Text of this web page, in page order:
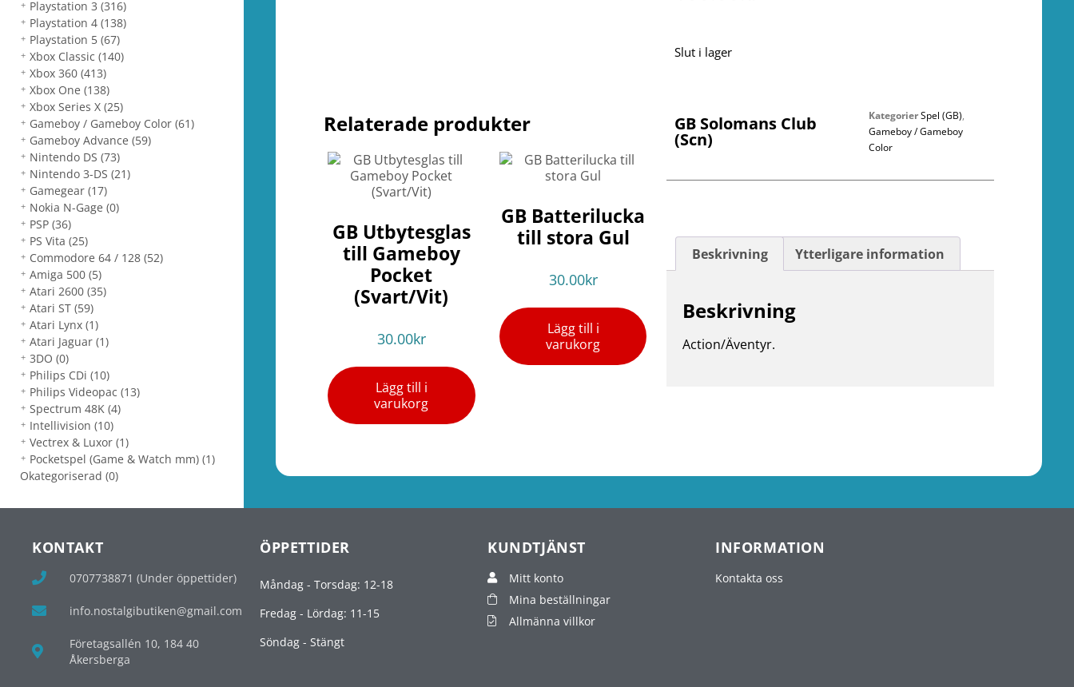
Playstation 3(316)
Playstation 4(138)
Playstation 5(67)
Xbox Classic(140)
Xbox 360(413)
Xbox One(138)
Xbox Series X(25)
Gameboy / Gameboy Color(61)
Gameboy Advance(59)
Nintendo DS(73)
Nintendo 3-DS(21)
Gamegear(17)
Nokia N-Gage(0)
PSP(36)
PS Vita(25)
Commodore 64 / 128(52)
Amiga 500(5)
Atari 2600(35)
Atari ST(59)
Atari Lynx(1)
Atari Jaguar(1)
3DO(0)
Philips CDi(10)
Philips Videopac(13)
Spectrum 48K(4)
Intellivision(10)
Vectrex & Luxor(1)
Pocketspel (Game & Watch mm)(1)
Okategoriserad (0)
Slut i lager
Relaterade produkter
GB Utbytesglas
till Gameboy
Pocket
(Svart/Vit)
30.00kr
Lägg till i
varukorg
GB Batterilucka
till stora Gul
30.00kr
Lägg till i
varukorg
GB Solomans Club
(Scn)
KategorierSpel (GB),
Gameboy / Gameboy
Color
Beskrivning Ytterligare information
Beskrivning
Action/Äventyr.
KONTAKT
0707738871 (Under öppettider)
info.nostalgibutiken@gmail.com
Företagsallén 10, 184 40
Åkersberga
ÖPPETTIDER
Måndag - Torsdag: 12-18
Fredag - Lördag: 11-15
Söndag - Stängt
KUNDTJÄNST
Mitt konto
Mina beställningar
Allmänna villkor
INFORMATION
Kontakta oss